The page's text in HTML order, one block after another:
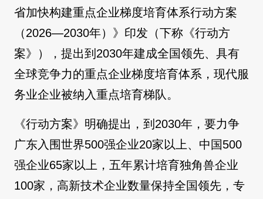
省加快构建重点企业梯度培育体系行动方案
（2026—2030年）》印发（下称《行动方
案》），提出到2030年建成全国领先、具有
全球竞争力的重点企业梯度培育体系，现代服
务业企业被纳入重点培育梯队。
《行动方案》明确提出，到2030年，要力争
广东入围世界500强企业20家以上、中国500
强企业65家以上，五年累计培育独角兽企业
100家，高新技术企业数量保持全国领先，专